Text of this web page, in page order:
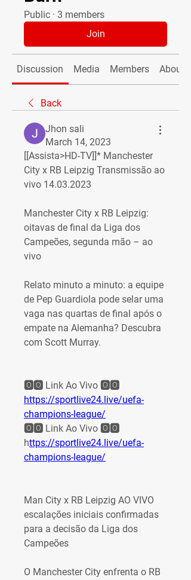
Public · 3 members
Join
Discussion Media Members About
Back
Jhon sali
March 14, 2023
[[Assista>HD-TV]]* Manchester
City x RB Leipzig Transmissão ao
vivo 14.03.2023
Manchester City x RB Leipzig:
oitavas de final da Liga dos
Campeões, segunda mão – ao
vivo
Relato minuto a minuto: a equipe
de Pep Guardiola pode selar uma
vaga nas quartas de final após o
empate na Alemanha? Descubra
com Scott Murray.
🅾️🅾️ Link Ao Vivo 🅾️🅾️
https://sportlive24.live/uefa-
champions-league/
🅾️🅾️ Link Ao Vivo 🅾️🅾️
https://sportlive24.live/uefa-
champions-league/
Man City x RB Leipzig AO VIVO
escalações iniciais confirmadas
para a decisão da Liga dos
Campeões
O Manchester City enfrenta o RB